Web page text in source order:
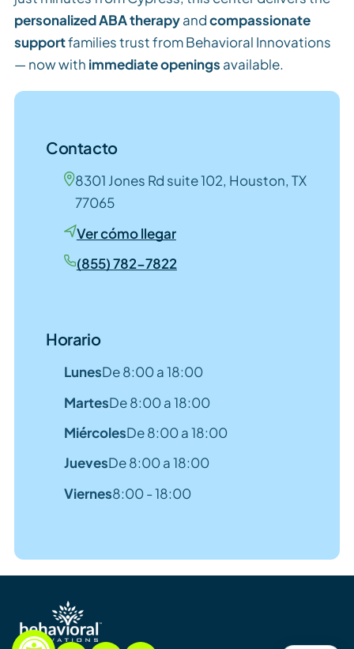
personalized ABA therapyandcompassionate
supportfamilies trust from Behavioral Innovations
— now with immediate openings available.
Contacto
8301 Jones Rd suite 102, Houston, TX
77065
Ver cómo llegar
(855) 782-7822
Horario
LunesDe 8:00 a 18:00
MartesDe 8:00 a 18:00
MiércolesDe 8:00 a 18:00
JuevesDe 8:00 a 18:00
Viernes8:00 - 18:00